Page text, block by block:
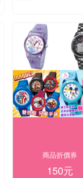
商品折價券
150元